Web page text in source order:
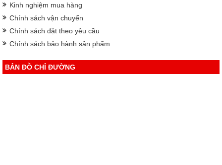
Kinh nghiệm mua hàng
Chính sách vận chuyển
Chính sách đặt theo yêu cầu
Chính sách bảo hành sản phẩm
BẢN ĐỒ CHỈ ĐƯỜNG